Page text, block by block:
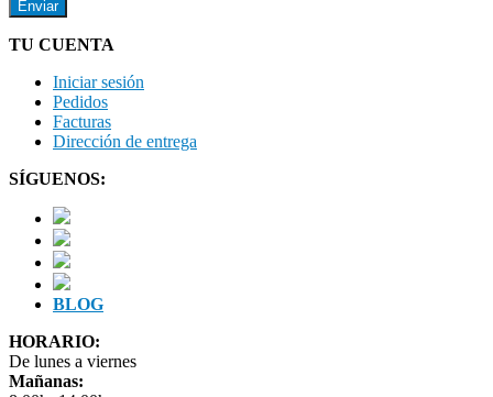
TU CUENTA
Iniciar sesión
Pedidos
Facturas
Dirección de entrega
SÍGUENOS:
BLOG
HORARIO:
De lunes a viernes
Mañanas: